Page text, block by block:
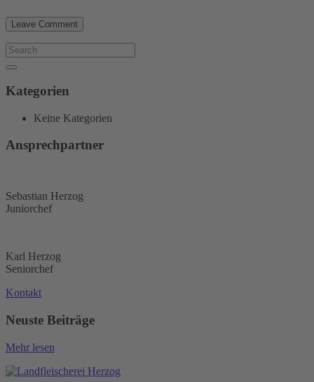
Kategorien
Keine Kategorien
Ansprechpartner
Sebastian Herzog
Juniorchef
Karl Herzog
Seniorchef
Kontakt
Neuste Beiträge
Mehr lesen